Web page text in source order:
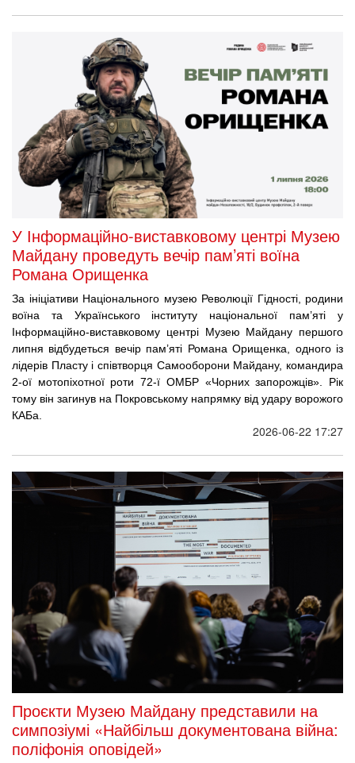
У Інформаційно-виставковому центрі Музею
Майдану проведуть вечір пам’яті воїна
Романа Орищенка
За ініціативи Національного музею Революції Гідності, родини
воїна та Українського інституту національної пам’яті у
Інформаційно-виставковому центрі Музею Майдану першого
липня відбудеться вечір пам’яті Романа Орищенка, одного із
лідерів Пласту і співтворця Самооборони Майдану, командира
2-ої мотопіхотної роти 72-ї ОМБР «Чорних запорожців». Рік
тому він загинув на Покровському напрямку від удару ворожого
КАБа.
2026-06-22 17:27
Проєкти Музею Майдану представили на
симпозіумі «Найбільш документована війна:
поліфонія оповідей»